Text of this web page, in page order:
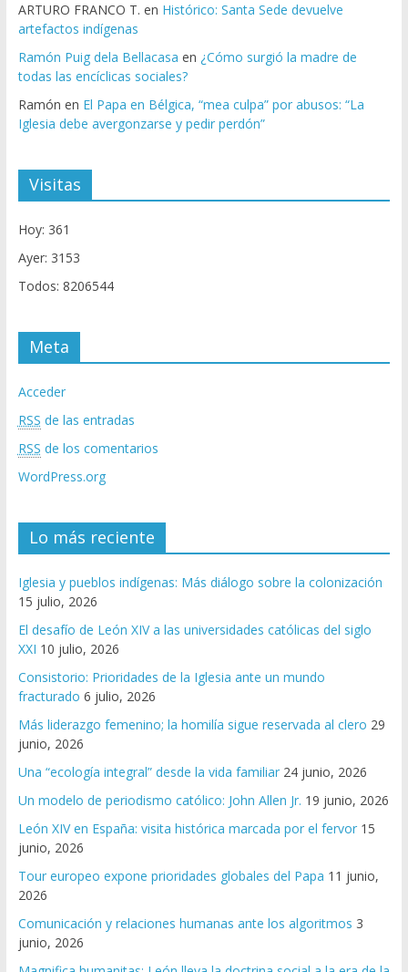
ARTURO FRANCO T. en Histórico: Santa Sede devuelve
artefactos indígenas
Ramón Puig dela Bellacasa en ¿Cómo surgió la madre de
todas las encíclicas sociales?
Ramón en El Papa en Bélgica, “mea culpa” por abusos: “La
Iglesia debe avergonzarse y pedir perdón”
Visitas
Hoy: 361
Ayer: 3153
Todos: 8206544
Meta
Acceder
RSS de las entradas
RSS de los comentarios
WordPress.org
Lo más reciente
Iglesia y pueblos indígenas: Más diálogo sobre la colonización
15 julio, 2026
El desafío de León XIV a las universidades católicas del siglo
XXI 10 julio, 2026
Consistorio: Prioridades de la Iglesia ante un mundo
fracturado 6 julio, 2026
Más liderazgo femenino; la homilía sigue reservada al clero 29
junio, 2026
Una “ecología integral” desde la vida familiar 24 junio, 2026
Un modelo de periodismo católico: John Allen Jr. 19 junio, 2026
León XIV en España: visita histórica marcada por el fervor 15
junio, 2026
Tour europeo expone prioridades globales del Papa 11 junio,
2026
Comunicación y relaciones humanas ante los algoritmos 3
junio, 2026